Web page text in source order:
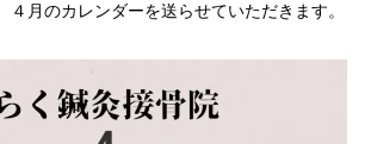
４月のカレンダーを送らせていただきます。